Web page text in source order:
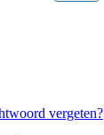
vergeten?